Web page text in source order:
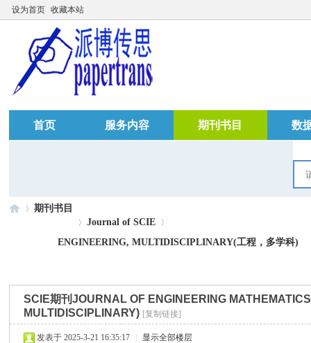
设为首页 收藏本站
首页 服务内容 期刊书目 数
期刊书目
Journal of SCIE
ENGINEERING, MULTIDISCIPLINARY(工程，多学科)
SCIE期刊JOURNAL OF ENGINEERING
MULTIDISCIPLINARY) [复制链接]
发表于 2025-3-21 16:35:17 显示全部楼层